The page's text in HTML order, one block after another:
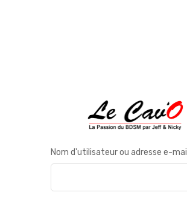
Nom d'utilisateur ou adresse e-mail